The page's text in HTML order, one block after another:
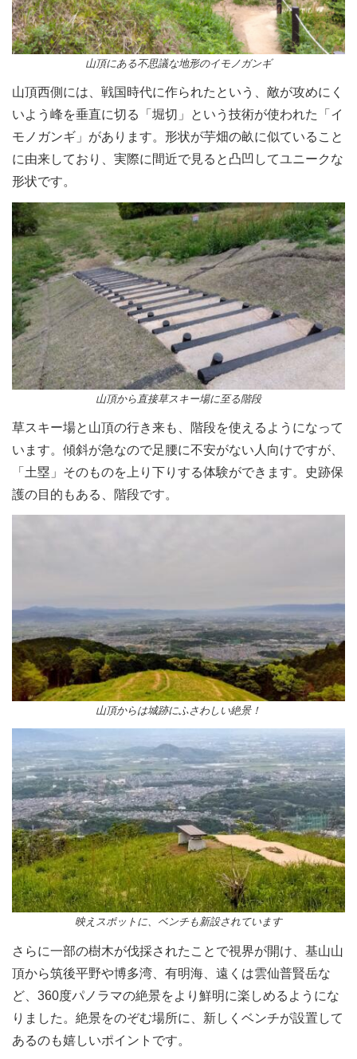
山頂にある不思議な地形のイモノガンギ
山頂西側には、戦国時代に作られたという、敵が攻めにく
いよう峰を垂直に切る「堀切」という技術が使われた「イ
モノガンギ」があります。形状が芋畑の畝に似ていること
に由来しており、実際に間近で見ると凸凹してユニークな
形状です。
山頂から直接草スキー場に至る階段
草スキー場と山頂の行き来も、階段を使えるようになって
います。傾斜が急なので足腰に不安がない人向けですが、
「土塁」そのものを上り下りする体験ができます。史跡保
護の目的もある、階段です。
山頂からは城跡にふさわしい絶景！
映えスポットに、ベンチも新設されています
さらに一部の樹木が伐採されたことで視界が開け、基山山
頂から筑後平野や博多湾、有明海、遠くは雲仙普賢岳な
ど、360度パノラマの絶景をより鮮明に楽しめるようにな
りました。絶景をのぞむ場所に、新しくベンチが設置して
あるのも嬉しいポイントです。